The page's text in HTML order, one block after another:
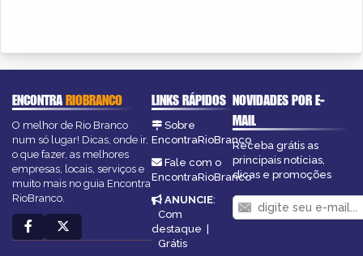
ENCONTRARIOBRANCO
O melhor de Rio Branco
num só lugar! Dicas, onde ir,
o que fazer, as melhores
empresas, locais, serviços e
muito mais no guia Encontra
RioBranco.
LINKS RÁPIDOS
Sobre
EncontraRioBranco
Fale com o
EncontraRioBranco
ANUNCIE:
Com
destaque |
Grátis
NOVIDADES POR E-
MAIL
Receba grátis as
principais notícias,
dicas e promoções